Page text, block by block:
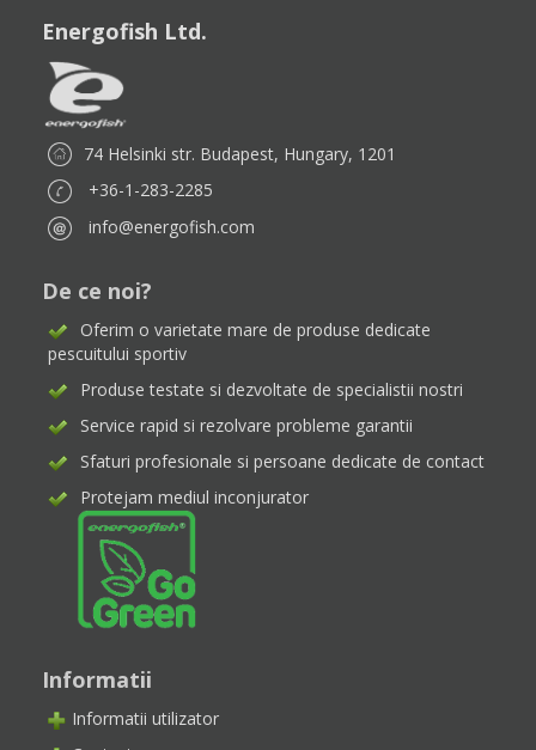
Energofish Ltd.
74 Helsinki str. Budapest, Hungary, 1201
+36-1-283-2285
info@energofish.com
De ce noi?
Oferim o varietate mare de produse dedicate
pescuitului sportiv
Produse testate si dezvoltate de specialistii nostri
Service rapid si rezolvare probleme garantii
Sfaturi profesionale si persoane dedicate de contact
Protejam mediul inconjurator
Informatii
Informatii utilizator